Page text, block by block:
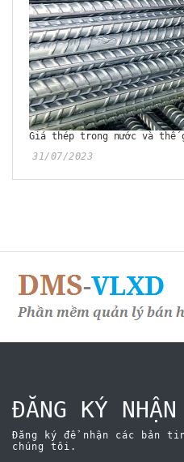
Giá thép trong nước và thế
31/07/2023
ĐĂNG KÝ
Đăng ký để nhận các bản
chúng tôi.